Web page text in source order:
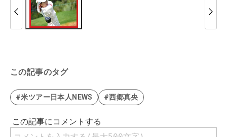
この記事のタグ
#米ツアー日本人NEWS #西郷真央